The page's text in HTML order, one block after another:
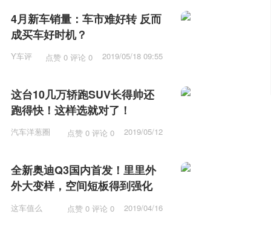
4月新车销量：车市难好转 反而
成买车好时机？
Y车评 点赞 0 评论 0 2019/05/18 09:55
这台10几万轿跑SUV长得帅还
跑得快！这样选就对了！
汽车洋葱圈 点赞 0 评论 0
2019/05/12
全新奥迪Q3国内首发！里里外
外大变样，空间短板得到强化
这车值么 点赞 0 评论 0
2019/04/16